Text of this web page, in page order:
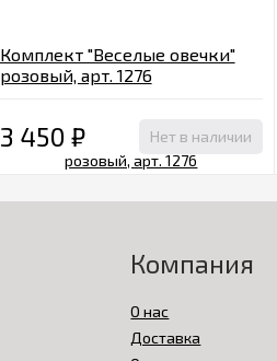
Комплект "Веселые овечки"
розовый, арт. 1276
3 450 ₽ Нет в наличии
Компания
О нас
Доставка